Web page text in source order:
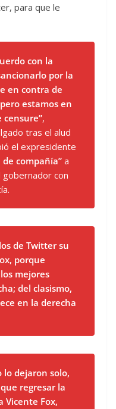
para que le
con la
por la
en contra de
estamos en
censure”,
tras el alud
el expresidente
de compañía” a
gobernador con
de Twitter su
porque
mejores
del clasismo,
en la derecha
lo dejaron solo,
regresar la
Vicente Fox,